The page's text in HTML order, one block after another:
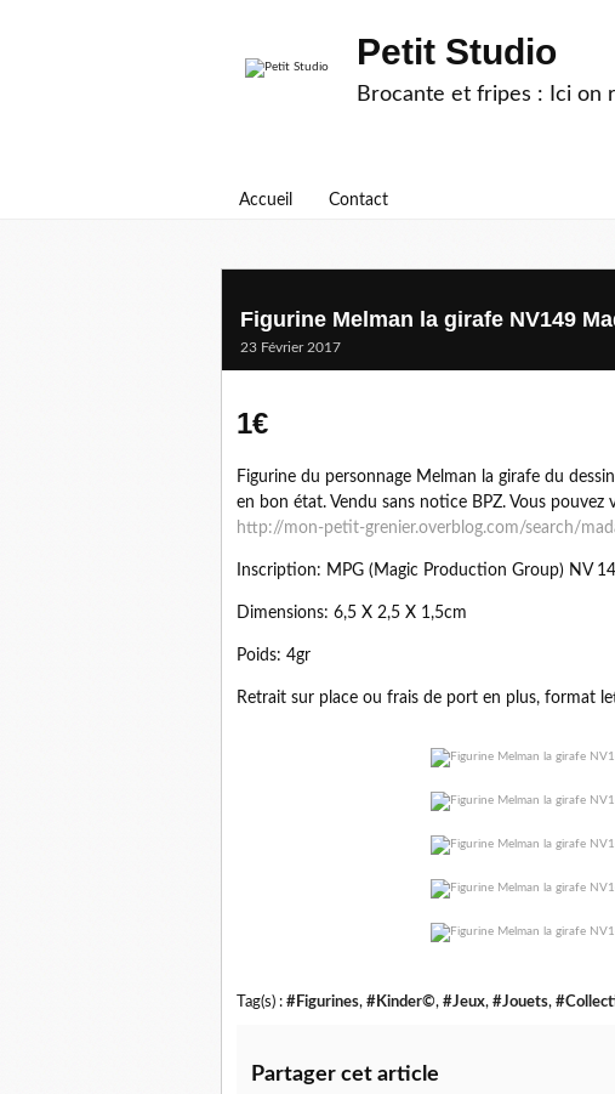
Petit Studio
Brocante et fripes : Ici on
Accueil Contact
Figurine Melman la girafe NV149
23 Février 2017
1€
Figurine du personnage Melman la girafe du
en bon état. Vendu sans notice BPZ. Vous
http://mon-petit-grenier.overblog.com/search/
Inscription: MPG (Magic Production Group) NV
Dimensions: 6,5 X 2,5 X 1,5cm
Poids: 4gr
Retrait sur place ou frais de port en plus, format
Tag(s) : #Figurines, #Kinder©, #Jeux, #Jouets,
Partager cet article